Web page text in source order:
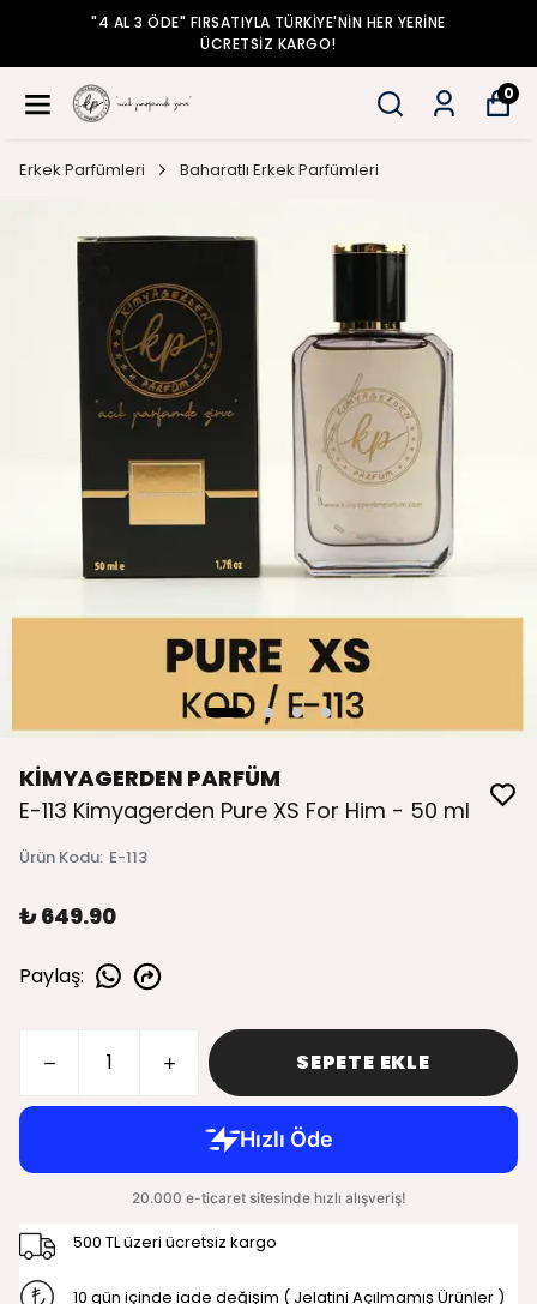
"4 AL 3 ÖDE" FIRSATIYLA TÜRKİYE'NİN HER YERİNE
ÜCRETSİZ KARGO!
0
Erkek Parfümleri Baharatlı Erkek Parfümleri
KİMYAGERDEN PARFÜM
E-113 Kimyagerden Pure XS For Him - 50 ml
Ürün Kodu: E-113
₺ 649.90
Paylaş:
SEPETE EKLE
500 TL üzeri ücretsiz kargo
10 gün içinde iade değişim ( Jelatini Açılmamış Ürünler )